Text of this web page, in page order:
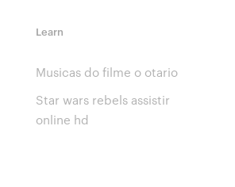
Learn
Musicas do filme o otario
Star wars rebels assistir
online hd